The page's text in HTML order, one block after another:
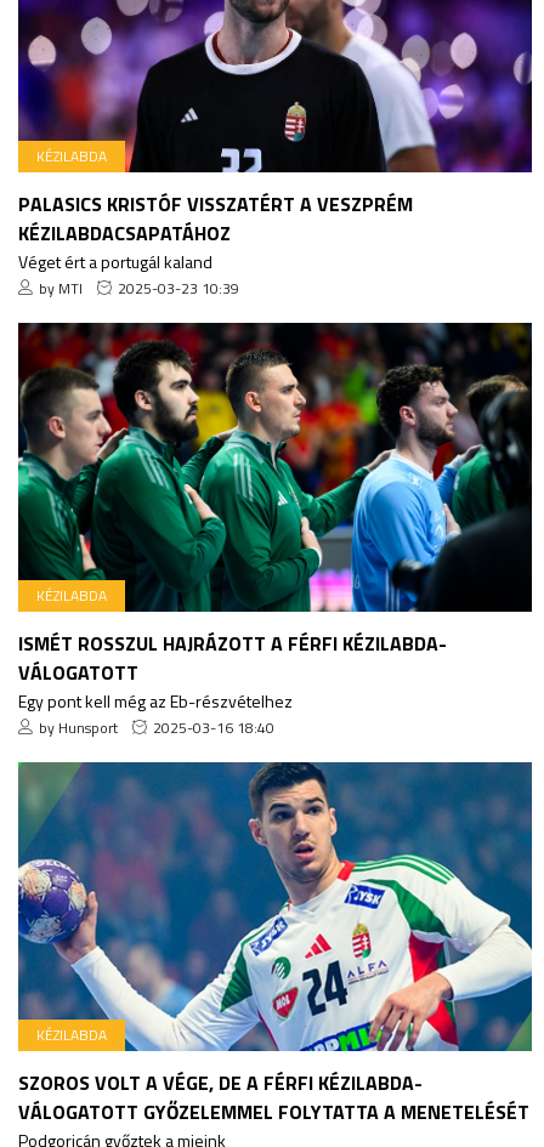
KÉZILABDA
PALASICS KRISTÓF VISSZATÉRT A VESZPRÉM
KÉZILABDACSAPATÁHOZ
Véget ért a portugál kaland
by MTI 2025-03-23 10:39
KÉZILABDA
ISMÉT ROSSZUL HAJRÁZOTT A FÉRFI KÉZILABDA-
VÁLOGATOTT
Egy pont kell még az Eb-részvételhez
by Hunsport 2025-03-16 18:40
KÉZILABDA
SZOROS VOLT A VÉGE, DE A FÉRFI KÉZILABDA-
VÁLOGATOTT GYŐZELEMMEL FOLYTATTA A MENETELÉSÉT
Podgoricán győztek a mieink